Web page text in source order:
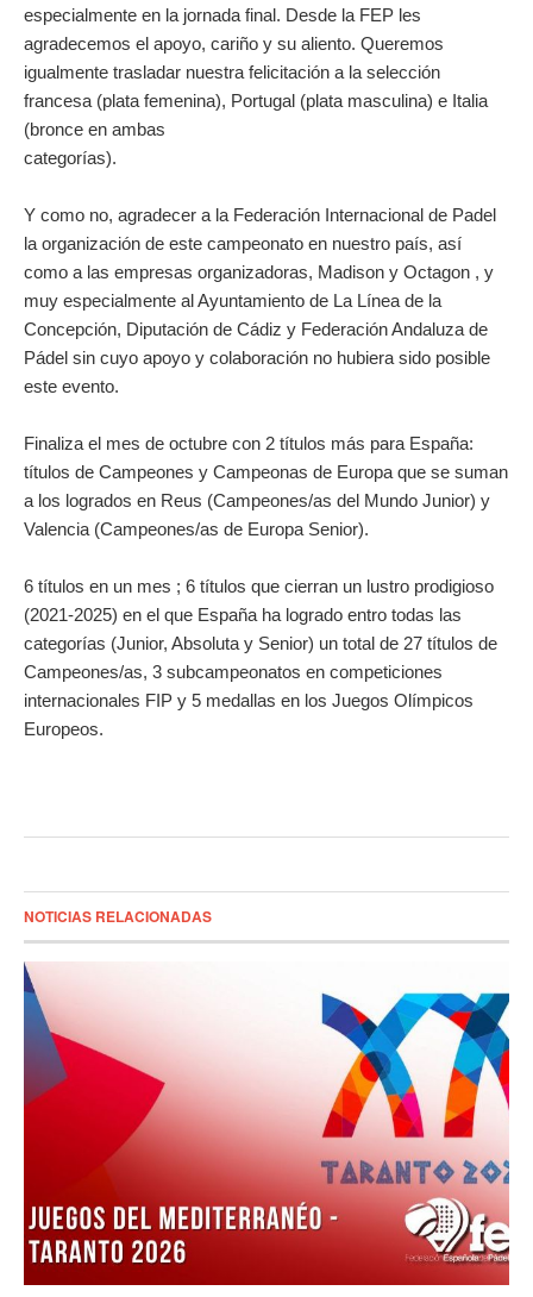
especialmente en la jornada final. Desde la FEP les
agradecemos el apoyo, cariño y su aliento. Queremos
igualmente trasladar nuestra felicitación a la selección
francesa (plata femenina), Portugal (plata masculina) e Italia
(bronce en ambas
categorías).
Y como no, agradecer a la Federación Internacional de Padel
la organización de este campeonato en nuestro país, así
como a las empresas organizadoras, Madison y Octagon , y
muy especialmente al Ayuntamiento de La Línea de la
Concepción, Diputación de Cádiz y Federación Andaluza de
Pádel sin cuyo apoyo y colaboración no hubiera sido posible
este evento.
Finaliza el mes de octubre con 2 títulos más para España:
títulos de Campeones y Campeonas de Europa que se suman
a los logrados en Reus (Campeones/as del Mundo Junior) y
Valencia (Campeones/as de Europa Senior).
6 títulos en un mes ; 6 títulos que cierran un lustro prodigioso
(2021-2025) en el que España ha logrado entro todas las
categorías (Junior, Absoluta y Senior) un total de 27 títulos de
Campeones/as, 3 subcampeonatos en competiciones
internacionales FIP y 5 medallas en los Juegos Olímpicos
Europeos.
NOTICIAS RELACIONADAS